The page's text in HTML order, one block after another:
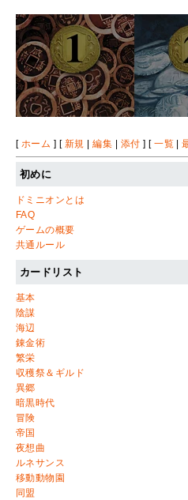
[ ホーム ] [ 新規 |編集 | 添付 ] [一覧 |
初めに
ドミニオンとは
FAQ
ゲームの概要
共通ルール
カードリスト
基本
陰謀
海辺
錬金術
繁栄
収穫祭＆ギルド
異郷
暗黒時代
冒険
帝国
夜想曲
ルネサンス
移動動物園
同盟